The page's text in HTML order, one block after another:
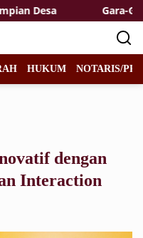
Gara-Gara
HUKUM NOTARIS/
dengan
Interaction